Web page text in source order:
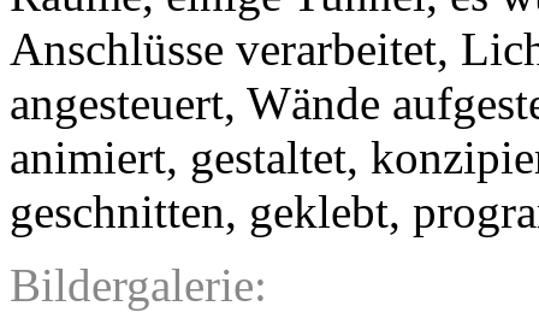
Anschlüsse verarbeitet,
angesteuert, Wände
animiert, gestaltet,
geschnitten, geklebt,
Bildergalerie: